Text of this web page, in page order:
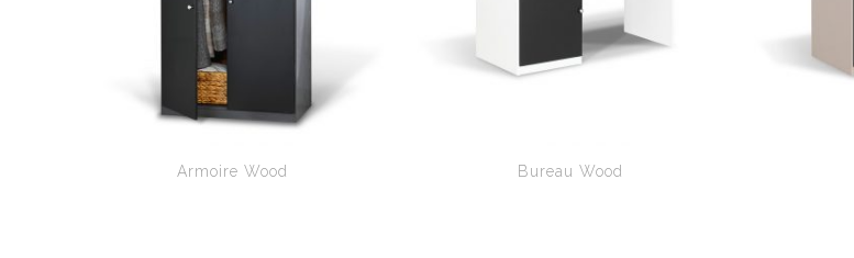
Armoire Wood Bureau Wood